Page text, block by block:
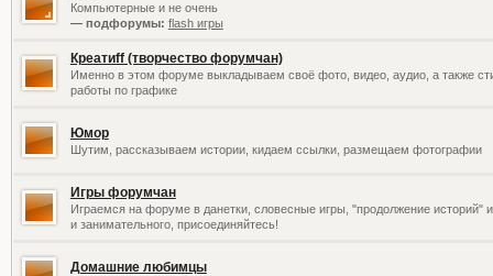
Компьютерные и не очень
— подфорумы: flash игры
Креатиff (творчество форумчан)
Именно в этом форуме выкладываем своё фото, видео, аудио, а также
работы по графике
Юмор
Шутим, рассказываем истории, кидаем ссылки, размещаем фотографии
Игры форумчан
Играемся на форуме в данетки, словесные игры, "продолжение историй"
и занимательного, присоединяйтесь!
Домашние любимцы